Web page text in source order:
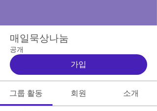
매일묵상나눔
공개
가입
그룹 활동 회원 소개